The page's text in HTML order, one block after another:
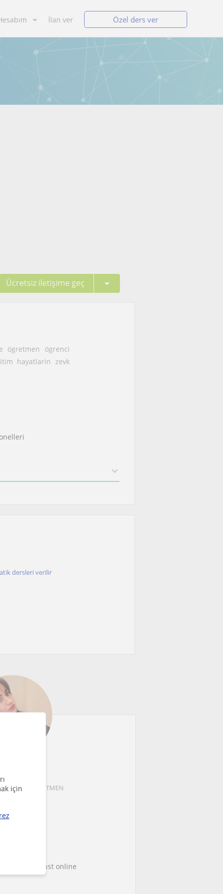
için
İlan ver Özel ders ver
Ücretsiz iletişime geç
ögretmen ögrenci
hayatlarin zevk
dersleri verilir
ile ÖĞRETMEN
they were last online